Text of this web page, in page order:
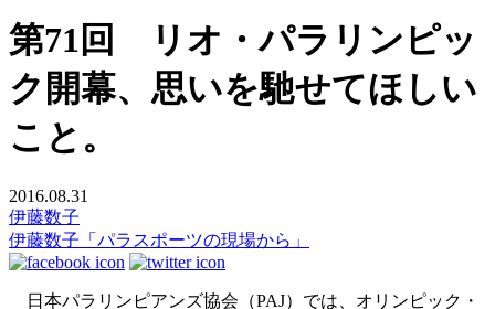
第71回 リオ・パラリンピッ
ク開幕、思いを馳せてほしい
こと。
2016.08.31
伊藤数子
伊藤数子「パラスポーツの現場から」
日本パラリンピアンズ協会（PAJ）では、オリンピック・